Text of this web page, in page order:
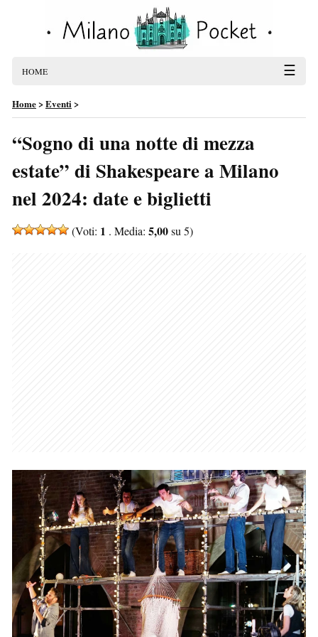
HOME ☰
Home>Eventi>
“Sogno di una notte di mezza
estate” di Shakespeare a Milano
nel 2024: date e biglietti
(Voti: 1 . Media: 5,00su 5)